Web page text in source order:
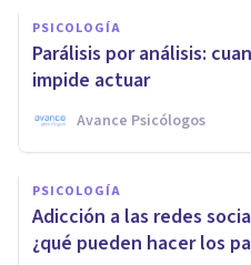
PSICOLOGÍA
Parálisis por análisis:
impide actuar
Avance Psicólogos
PSICOLOGÍA
Adicción a las redes
¿qué pueden hacer los